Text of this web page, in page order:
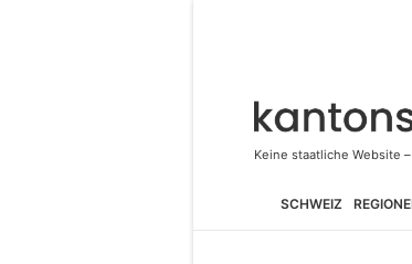
SCHWEIZ